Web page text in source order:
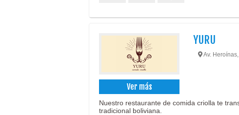
Ver más
YURU
Av.
Nuestro restaurante de comida criolla te
tradicional boliviana.